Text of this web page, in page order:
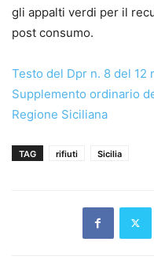
gli appalti verdi per il
post consumo.
Testo del Dpr n. 8 del 12
Supplemento ordinario
Regione Siciliana
TAG rifiuti Sicilia